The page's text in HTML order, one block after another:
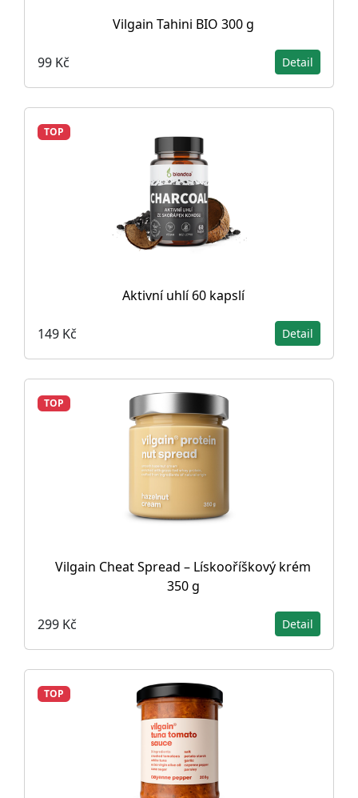
Vilgain Tahini BIO 300 g
99 Kč Detail
TOP
Aktivní uhlí 60 kapslí
149 Kč Detail
TOP
Vilgain Cheat Spread – Lískooříškový krém
350 g
299 Kč Detail
TOP